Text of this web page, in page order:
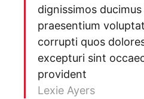
dignissimos
praesentium
corrupti quos
excepturi sint
provident
Lexie Ayers